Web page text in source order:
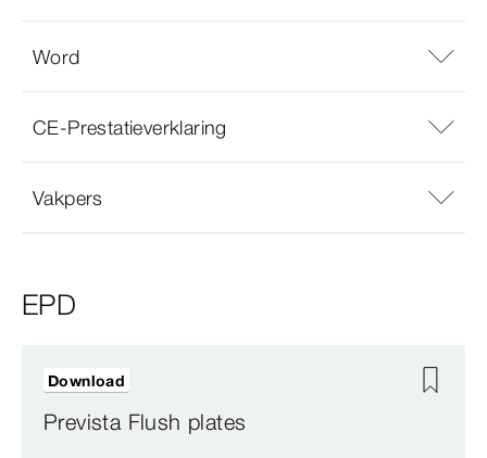
Word
CE-Prestatieverklaring
Vakpers
EPD
Prevista Flush plates
Download